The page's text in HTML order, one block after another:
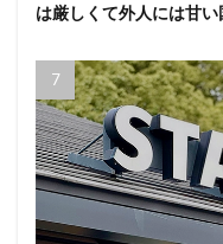
は厳しくて外人には甘い